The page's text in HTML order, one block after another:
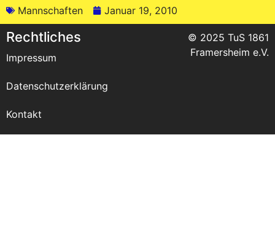
Mannschaften Januar 19, 2010
Rechtliches
Impressum
Datenschutzerklärung
Kontakt
© 2025 TuS 1861
Framersheim e.V.